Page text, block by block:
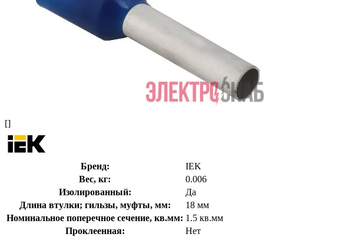
[]
Бренд:
IEK
Вес, кг:
0.006
Изолированный:
Да
Длина втулки; гильзы, муфты, мм:
18 мм
Номинальное поперечное сечение, кв.мм: 1.5 кв.мм
Проклеенная:
Нет